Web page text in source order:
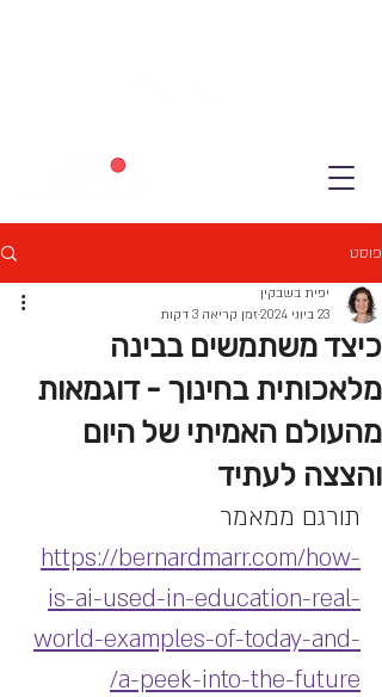
פוסט
כיצד משתמשים בבינה
מלאכותית בחינוך - דוגמאות
מהעולם האמיתי של היום
והצצה לעתיד
יפית בשבקין
23 ביוני 2024
זמן קריאה 3 דקות
תורגם ממאמר
https://bernardmarr.com/how-
is-ai-used-in-education-real-
world-examples-of-today-and-
a-peek-into-the-future/